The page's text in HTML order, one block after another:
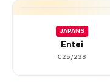
JAPANS
Entei
025/238